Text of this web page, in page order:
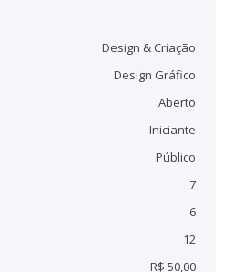
Design & Criação
Design Gráfico
Aberto
Iniciante
Público
7
6
12
R$ 50,00